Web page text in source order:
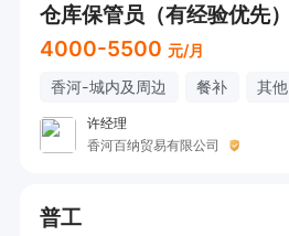
仓库保管员（有经验优先）
4000-5500 元/月
香河-城内及周边 餐补 其他
许经理
香河百纳贸易有限公司
普工